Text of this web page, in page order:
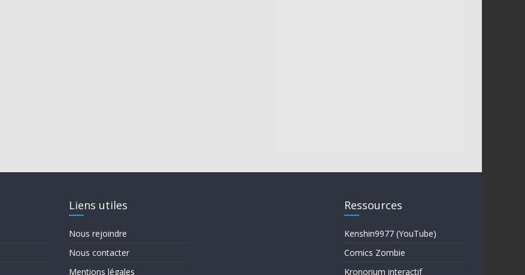
Liens utiles
Nous rejoindre
Nous contacter
Mentions légales
Ressources
Kenshin9977 (YouTube)
Comics Zombie
Kronorium interactif